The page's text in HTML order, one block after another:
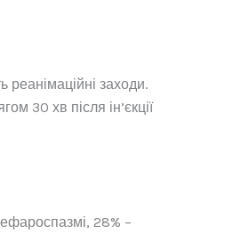
реанімаційні заходи.
30 хв після ін’єкції
28% –